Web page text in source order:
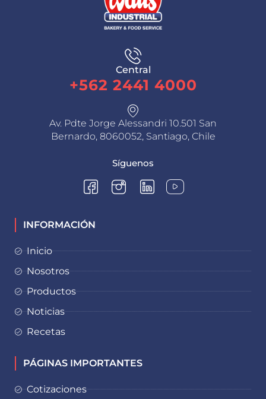
Central
+562 2441 4000
Av. Pdte Jorge Alessandri 10.501 San
Bernardo, 8060052, Santiago, Chile
Síguenos
INFORMACIÓN
Inicio
Nosotros
Productos
Noticias
Recetas
PÁGINAS IMPORTANTES
Cotizaciones